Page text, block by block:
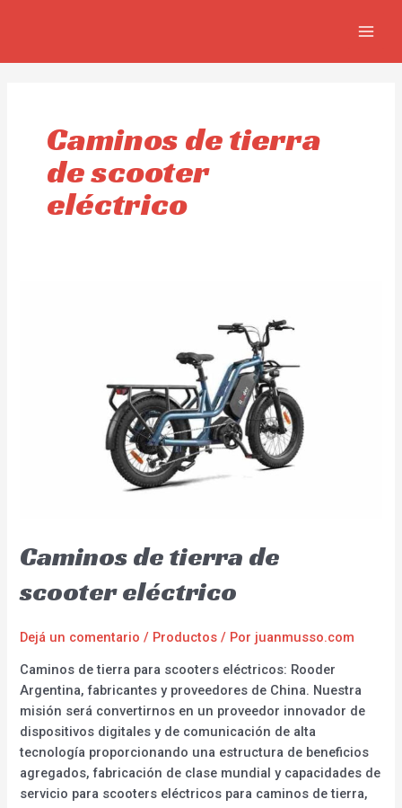
Caminos de tierra
de scooter
eléctrico
Caminos de tierra de
scooter eléctrico
Dejá un comentario / Productos / Por juanmusso.com
Caminos de tierra para scooters eléctricos: Rooder
Argentina, fabricantes y proveedores de China. Nuestra
misión será convertirnos en un proveedor innovador de
dispositivos digitales y de comunicación de alta
tecnología proporcionando una estructura de beneficios
agregados, fabricación de clase mundial y capacidades de
servicio para scooters eléctricos para caminos de tierra,